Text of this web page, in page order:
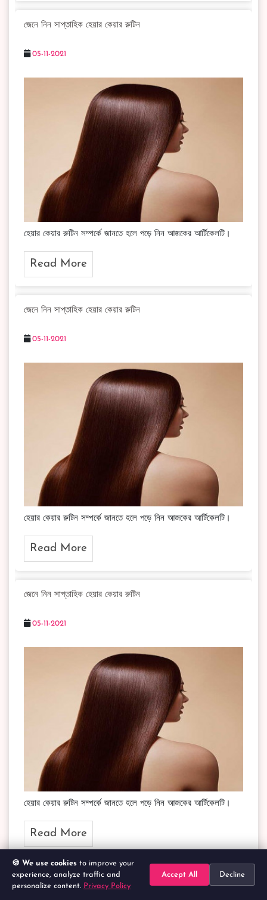
জেনে নিন সাপ্তাহিক হেয়ার কেয়ার রুটিন
05-11-2021
হেয়ার কেয়ার রুটিন সম্পর্কে জানতে হলে পড়ে নিন আজকের আর্টিকেলটি।
Read More
জেনে নিন সাপ্তাহিক হেয়ার কেয়ার রুটিন
05-11-2021
হেয়ার কেয়ার রুটিন সম্পর্কে জানতে হলে পড়ে নিন আজকের আর্টিকেলটি।
Read More
জেনে নিন সাপ্তাহিক হেয়ার কেয়ার রুটিন
05-11-2021
হেয়ার কেয়ার রুটিন সম্পর্কে জানতে হলে পড়ে নিন আজকের আর্টিকেলটি।
Read More
জেনে নিন সাপ্তাহিক হেয়ার কেয়ার রুটিন
🍪 We use cookies to improve your
experience, analyze traffic and
personalize content. Privacy Policy
Accept All Decline
Home Search Categories